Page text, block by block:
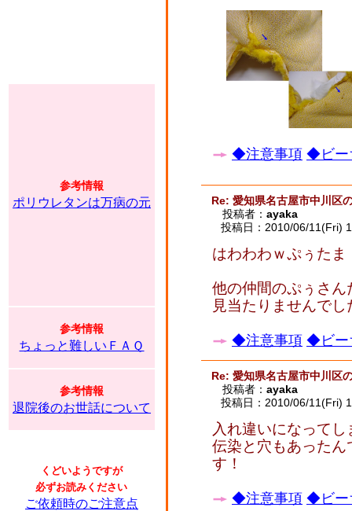
参考情報
ポリウレタンは万病の元
参考情報
ちょっと難しいＦＡＱ
参考情報
退院後のお世話について
くどいようですが
必ずお読みください
ご依頼時のご注意点
◆注意事項 ◆ビー
Re: 愛知県名古屋市中川区
投稿者： ayaka
投稿日：2010/06/11(Fri)
はわわわｗぷぅたま
他の仲間のぷぅさ
見当たりませんでし
◆注意事項 ◆ビー
Re: 愛知県名古屋市中川区
投稿者： ayaka
投稿日：2010/06/11(Fri)
入れ違いになって
伝染と穴もあった
す！
◆注意事項 ◆ビー